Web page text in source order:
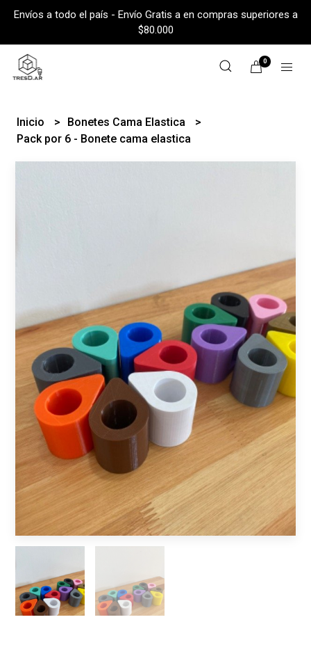
Envíos a todo el país - Envío Gratis a en compras superiores a
$80.000
0
Inicio
Bonetes Cama Elastica
Pack por 6 - Bonete cama elastica